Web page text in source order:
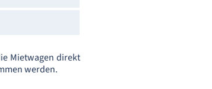
Mietwagen direkt
werden.